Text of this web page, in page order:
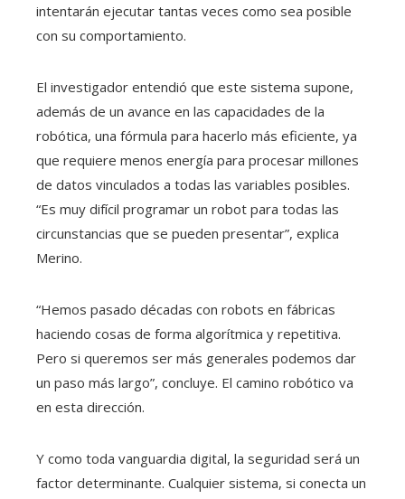
intentarán ejecutar tantas veces como sea posible
con su comportamiento.
El investigador entendió que este sistema supone,
además de un avance en las capacidades de la
robótica, una fórmula para hacerlo más eficiente, ya
que requiere menos energía para procesar millones
de datos vinculados a todas las variables posibles.
“Es muy difícil programar un robot para todas las
circunstancias que se pueden presentar”, explica
Merino.
“Hemos pasado décadas con robots en fábricas
haciendo cosas de forma algorítmica y repetitiva.
Pero si queremos ser más generales podemos dar
un paso más largo”, concluye. El camino robótico va
en esta dirección.
Y como toda vanguardia digital, la seguridad será un
factor determinante. Cualquier sistema, si conecta un